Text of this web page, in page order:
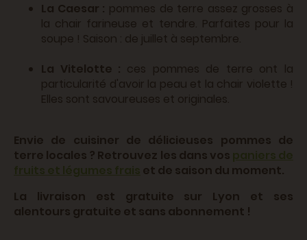
La Caesar : pommes de terre assez grosses à
la chair farineuse et tendre. Parfaites pour la
soupe ! Saison : de juillet à septembre.
La Vitelotte : ces pommes de terre ont la
particularité d'avoir la peau et la chair violette !
Elles sont savoureuses et originales.
Envie de cuisiner de délicieuses pommes de
terre locales ? Retrouvez les dans vos paniers de
fruits et légumes frais et de saison du moment.
La livraison est gratuite sur Lyon et ses
alentours gratuite et sans abonnement !